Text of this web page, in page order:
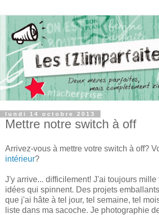
lundi 14 octobre 2013
Mettre notre switch à off
Arrivez-vous à mettre votre switch à off?
intérieur?
J'y arrive... difficilement! J'ai toujours mille
idées qui spinnent. Des projets
que j'ai hâte à tel jour, tel semaine, tel
liste dans ma sacoche. Je photographie